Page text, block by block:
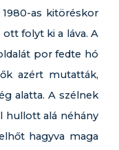
as kitöréskor
folyt ki a láva. A
por fedte hó
azért mutatták,
alatta. A szélnek
hullott alá néhány
hagyva maga